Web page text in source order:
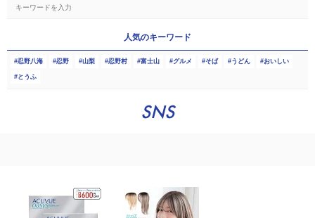
人気のキーワード
忍野八海 忍野 山梨 忍野村 富士山 グルメ そば うどん おいしい
とうふ
SNS